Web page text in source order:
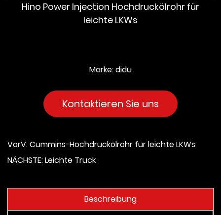
Hino Power Injection Hochdruckölrohr für
leichte LKWs
Marke: didu
Kontaktieren Sie uns
VorV: Cummins-Hochdruckölrohr für leichte LKWs
NÄCHSTE: Leichte Truck
Beschreibung